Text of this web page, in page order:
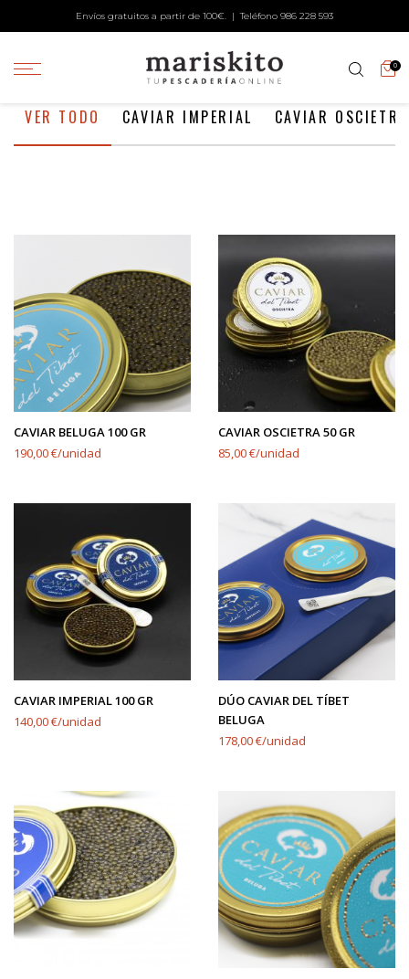
Envíos gratuitos a partir de 100€. | Teléfono 986 228 593
0
VER TODO CAVIAR IMPERIAL CAVIAR OSCIETRA
CAVIAR BELUGA 100 GR
190,00 €/unidad
CAVIAR OSCIETRA 50 GR
85,00 €/unidad
CAVIAR IMPERIAL 100 GR
140,00 €/unidad
DÚO CAVIAR DEL TÍBET
BELUGA
178,00 €/unidad